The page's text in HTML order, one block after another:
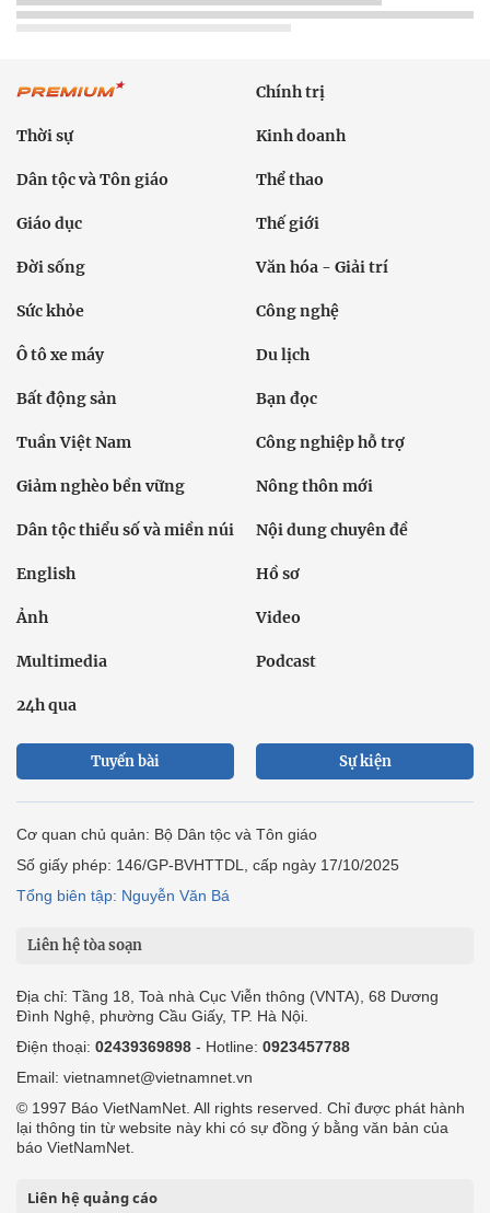
Chính trị
Thời sự Kinh doanh
Dân tộc và Tôn giáo Thể thao
Giáo dục Thế giới
Đời sống Văn hóa - Giải trí
Sức khỏe Công nghệ
Ô tô xe máy Du lịch
Bất động sản Bạn đọc
Tuần Việt Nam Công nghiệp hỗ trợ
Giảm nghèo bền vững Nông thôn mới
Dân tộc thiểu số và miền núi Nội dung chuyên đề
English Hồ sơ
Ảnh Video
Multimedia Podcast
24h qua
Tuyến bài Sự kiện
Cơ quan chủ quản: Bộ Dân tộc và Tôn giáo
Số giấy phép: 146/GP-BVHTTDL, cấp ngày 17/10/2025
Tổng biên tập: Nguyễn Văn Bá
Liên hệ tòa soạn
Địa chỉ: Tầng 18, Toà nhà Cục Viễn thông (VNTA), 68 Dương
Đình Nghệ, phường Cầu Giấy, TP. Hà Nội.
Điện thoại: 02439369898 - Hotline: 0923457788
Email: vietnamnet@vietnamnet.vn
© 1997 Báo VietNamNet. All rights reserved. Chỉ được phát hành
lại thông tin từ website này khi có sự đồng ý bằng văn bản của
báo VietNamNet.
Liên hệ quảng cáo